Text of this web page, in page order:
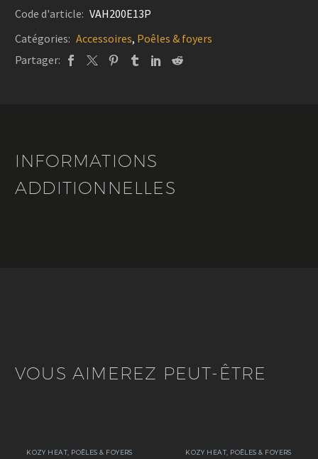
Polar
-
Marquier
Code d'article: VAH200E13P
Catégories: Accessoires, Poêles & foyers
Partager:
INFORMATIONS
ADDITIONNELLES
VOUS AIMEREZ PEUT-ÊTRE
KOZY HEAT POÊLES & FOYERS KOZY HEAT POÊLES & FOYERS